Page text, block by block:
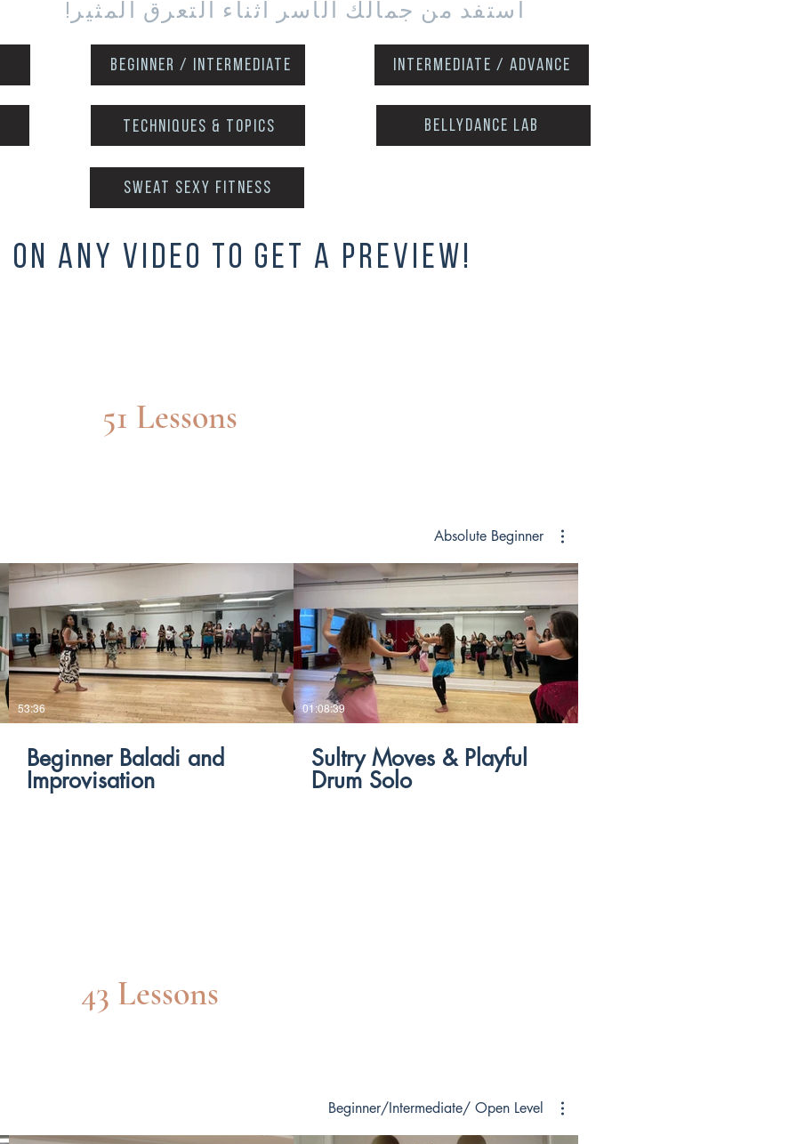
استفد من جمالك الآسر أثناء التعرق المثير!
Beginner / intermediate
techniques & topics
intermediate / advance
Bellydance Lab
sweat sexy fitness
any video to get a preview!
Absolute Beginner
$
01:08:39
Sultry Moves & Playful
Drum Solo
$
53:36
Beginner Baladi and
Improvisation
51 Lessons
43 Lessons
Beginner/Intermediate/ Open Level